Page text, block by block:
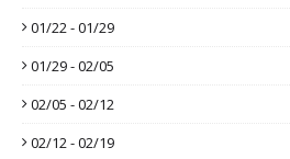
01/22 - 01/29
01/29 - 02/05
02/05 - 02/12
02/12 - 02/19